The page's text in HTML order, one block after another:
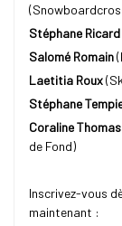
Stéphane Ricard
Salomé Romain
Laetitia Roux
Stéphane
Coraline
de Fond)
Inscrivez-vous
maintenant :